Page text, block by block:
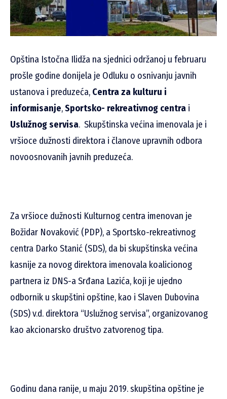
Opština Istočna Ilidža na sjednici održanoj u februaru
prošle godine donijela je Odluku o osnivanju javnih
ustanova i preduzeća, Centra za kulturu i
informisanje,Sportsko- rekreativnog centra i
Uslužnog servisa. Skupštinska većina imenovala je i
vršioce dužnosti direktora i članove upravnih odbora
novoosnovanih javnih preduzeća.
Za vršioce dužnosti Kulturnog centra imenovan je
Božidar Novaković (PDP), a Sportsko-rekreativnog
centra Darko Stanić (SDS), da bi skupštinska većina
kasnije za novog direktora imenovala koalicionog
partnera iz DNS-a Srđana Lazića, koji je ujedno
odbornik u skupštini opštine, kao i Slaven Dubovina
(SDS) v.d. direktora “Uslužnog servisa”, organizovanog
kao akcionarsko društvo zatvorenog tipa.
Godinu dana ranije, u maju 2019. skupština opštine je